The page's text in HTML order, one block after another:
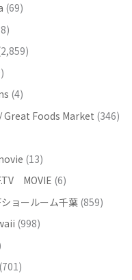
(69)
(4)
Great Foods Market (346)
(13)
MOVIE (6)
ョールーム千葉(859)
(998)
(701)